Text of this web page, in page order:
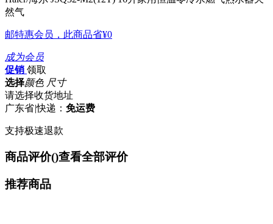
然气
邮特惠会员，此商品省¥0
成为会员
促销 领取
选择颜色 尺寸
请选择收货地址
广东省|快递： 免运费
支持极速退款
商品评价()查看全部评价
推荐商品